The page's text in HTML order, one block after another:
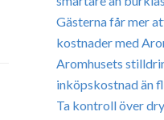
Gästerna får mer
kostnader med
Aromhusets
inköpskostnad än
Ta kontroll över